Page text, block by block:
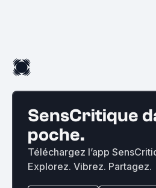
SensCritique
poche.
Téléchargez l’app
Explorez. Vibrez. Partagez.